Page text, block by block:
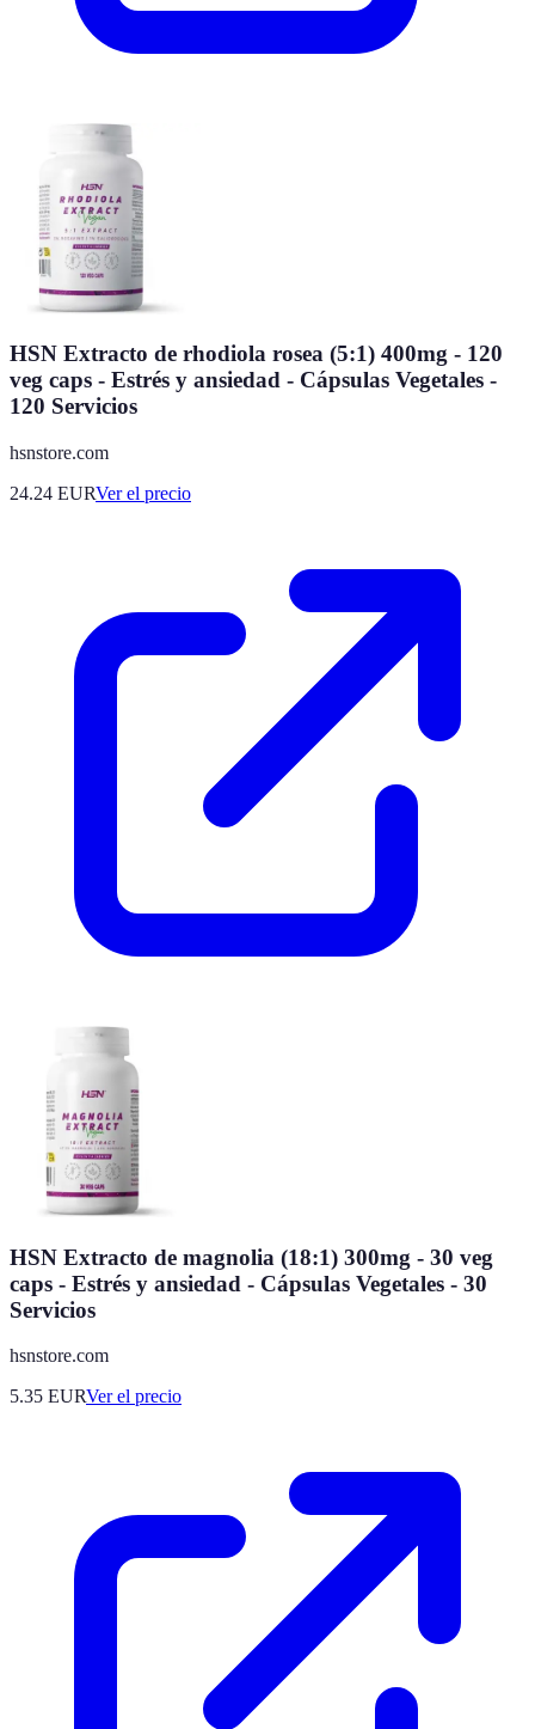
HSN Extracto de rhodiola rosea (5:1) 400mg - 120
veg caps - Estrés y ansiedad - Cápsulas Vegetales -
120 Servicios
hsnstore.com
24.24 EURVer el precio
HSN Extracto de magnolia (18:1) 300mg - 30 veg
caps - Estrés y ansiedad - Cápsulas Vegetales - 30
Servicios
hsnstore.com
5.35 EURVer el precio